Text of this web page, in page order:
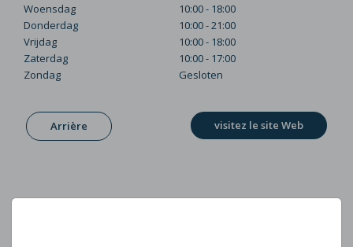
Woensdag
10:00 - 18:00
Donderdag
10:00 - 21:00
Vrijdag
10:00 - 18:00
Zaterdag
10:00 - 17:00
Zondag
Gesloten
Arrière visitez le site Web